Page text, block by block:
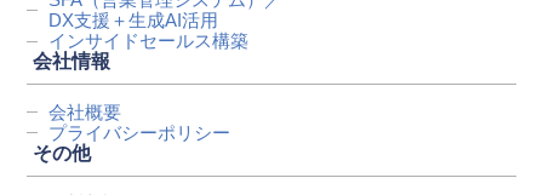
DX支援＋生成AI活用
インサイドセールス構築
会社情報
会社概要
プライバシーポリシー
その他